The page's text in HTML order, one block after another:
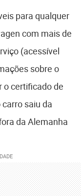
para qualquer
com mais de
(acessível
sobre o
o certificado de
saiu da
da Alemanha